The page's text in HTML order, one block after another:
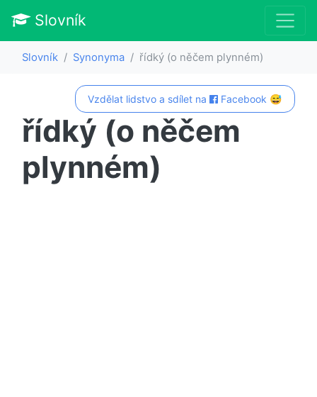
Slovník
Slovník Synonyma řídký (o něčem plynném)
Vzdělat lidstvo a sdílet na Facebook 😅
řídký (o něčem
plynném)